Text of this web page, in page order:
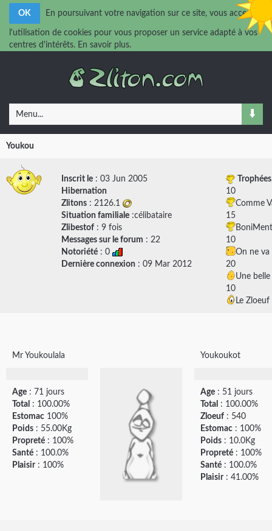
OK En poursuivant votre navigation sur ce site, vous acceptez
l'utilisation de cookies pour vous proposer un service adapté à vos
centres d'intérêts. En savoir plus.
Menu...
Youkou
Inscrit le : 03 Jun 2005
Hibernation
Zlitons : 2126.1
Situation familiale :célibataire
Zlibestof : 9 fois
Messages sur le forum : 22
Notoriété : 0
Dernière connexion : 09 Mar 2012
10
Comme
15
10
On ne va
20
Une
10
Le
Mr Youkoulala
Age : 71 jours
Total : 100.00%
Estomac 100%
Poids : 55.00Kg
Propreté : 100%
Santé : 100.0%
Plaisir: 100%
Youkoukot
Age : 51 jours
Total : 100.00%
Zloeuf : 540
Estomac : 100%
Poids : 10.0Kg
Propreté : 100%
Santé : 100.0%
Plaisir: 41.00%